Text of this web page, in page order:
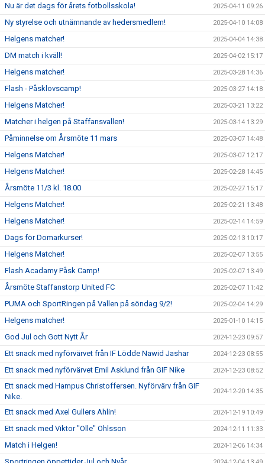
Nu är det dags för årets fotbollsskola! 2025-04-11 09:26
Ny styrelse och utnämnande av hedersmedlem! 2025-04-10 14:08
Helgens matcher! 2025-04-04 14:38
DM match i kväll! 2025-04-02 15:17
Helgens matcher! 2025-03-28 14:36
Flash - Påsklovscamp! 2025-03-27 14:18
Helgens Matcher! 2025-03-21 13:22
Matcher i helgen på Staffansvallen! 2025-03-14 13:29
Påminnelse om Årsmöte 11 mars 2025-03-07 14:48
Helgens Matcher! 2025-03-07 12:17
Helgens Matcher! 2025-02-28 14:45
Årsmöte 11/3 kl. 18.00 2025-02-27 15:17
Helgens Matcher! 2025-02-21 13:48
Helgens Matcher! 2025-02-14 14:59
Dags för Domarkurser! 2025-02-13 10:17
Helgens Matcher! 2025-02-07 13:55
Flash Acadamy Påsk Camp! 2025-02-07 13:49
Årsmöte Staffanstorp United FC 2025-02-07 11:42
PUMA och SportRingen på Vallen på söndag 9/2! 2025-02-04 14:29
Helgens matcher! 2025-01-10 14:15
God Jul och Gott Nytt År 2024-12-23 09:57
Ett snack med nyförvärvet från IF Lödde Nawid Jashar 2024-12-23 08:55
Ett snack med nyförvärvet Emil Asklund från GIF Nike 2024-12-23 08:52
Ett snack med Hampus Christoffersen. Nyförvärv från GIF
Nike.
2024-12-20 14:35
Ett snack med Axel Gullers Ahlin! 2024-12-19 10:49
Ett snack med Viktor "Olle" Ohlsson 2024-12-11 11:33
Match i Helgen! 2024-12-06 14:34